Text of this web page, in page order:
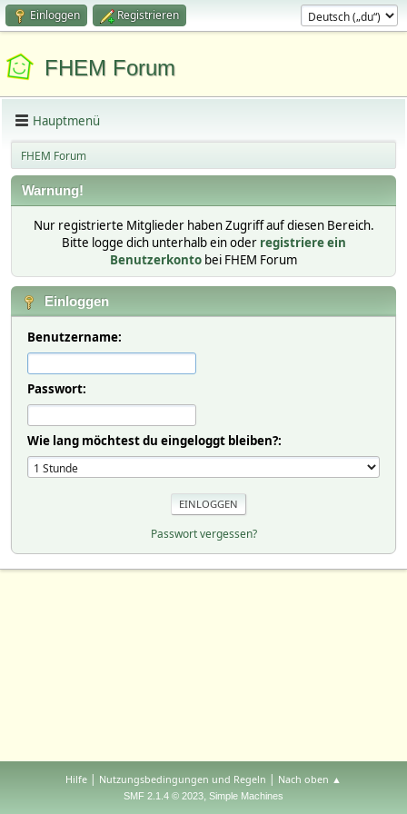
Einloggen Registrieren
FHEM Forum
Hauptmenü
FHEM Forum
Warnung!
Nur registrierte Mitglieder haben Zugriff auf diesen Bereich.
Bitte logge dich unterhalb ein oder registriere ein
Benutzerkonto bei FHEM Forum
Einloggen
Benutzername:
Passwort:
Wie lang möchtest du eingeloggt bleiben?:
Passwort vergessen?
Hilfe | Nutzungsbedingungen und Regeln | Nach oben ▲
SMF 2.1.4 © 2023, Simple Machines